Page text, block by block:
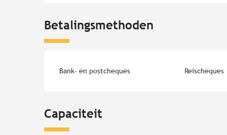
Betalingsmethoden
Bank- en postcheques Reischeques
Capaciteit